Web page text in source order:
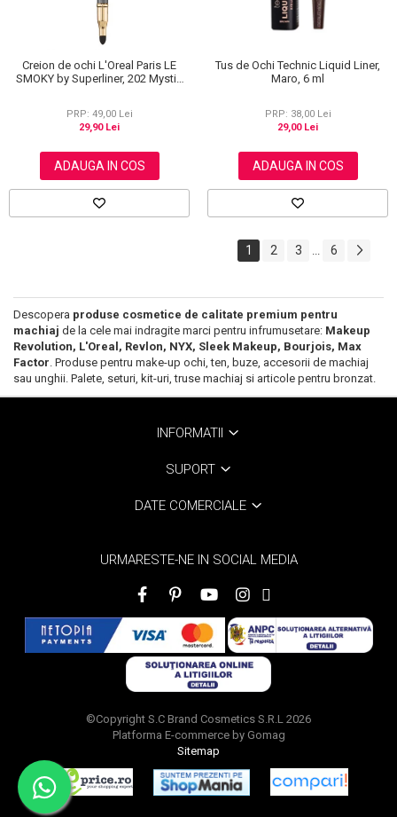
Creion de ochi L'Oreal Paris LE
SMOKY by Superliner, 202 Mystic
PRP: 49,00 Lei
29,90 Lei
ADAUGA IN COS
Tus de Ochi Technic Liquid Liner,
Maro, 6 ml
PRP: 38,00 Lei
29,00 Lei
ADAUGA IN COS
1 2 3 ... 6
Descopera produse cosmetice de calitate premium pentru
machiaj de la cele mai indragite marci pentru infrumusetare: Makeup
Revolution, L'Oreal, Revlon, NYX, Sleek Makeup, Bourjois, Max
Factor. Produse pentru make-up ochi, ten, buze, accesorii de machiaj
sau unghii. Palete, seturi, kit-uri, truse machiaj si articole pentru bronzat.
INFORMATII
SUPORT
DATE COMERCIALE
URMARESTE-NE IN SOCIAL MEDIA
©Copyright S.C Brand Cosmetics S.R.L 2026
Platforma E-commerce by Gomag
Sitemap